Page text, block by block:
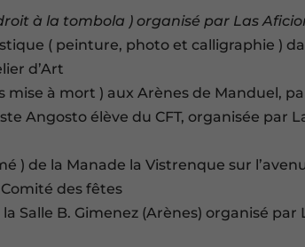
à la tombola ) organisé par Las
( peinture, photo et calligraphie )
d’Art
mise à mort ) aux Arènes de Manduel,
Angosto élève du CFT, organisée par
) de la Manade la Vistrenque sur
des fêtes
Salle B. Gimenez (Arènes) organisé par